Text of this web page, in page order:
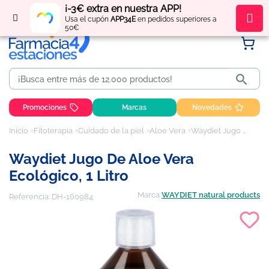
¡-3€ extra en nuestra APP!
Usa el cupón APP34Een pedidos superiores a
50€
Regístratey obténpuntos por tus compras

Promociones Marcas Novedades
Inicio Fitoterapia Cuidado de la piel Aloe Vera Waydiet Jugo de Aloe Vera Ecológico, 1 Litro
Waydiet Jugo De Aloe Vera
Ecológico, 1 Litro
Referencia: DH-160984 Marca WAYDIET natural products